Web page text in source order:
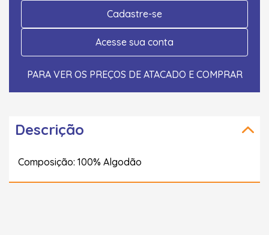
Cadastre-se
Acesse sua conta
PARA VER OS PREÇOS DE ATACADO E COMPRAR
Descrição
Composição: 100% Algodão